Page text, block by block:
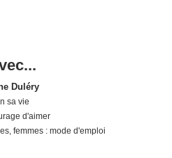
Duléry
sa vie
d'aimer
femmes : mode d'emploi